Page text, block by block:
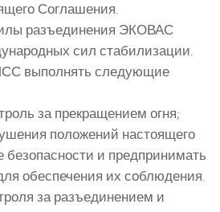
Соглашения.
разъединения ЭКОВАС
сил стабилизации.
выполнять следующие
за прекращением огня;
положений настоящего
и предпринимать
обеспечения их соблюдения.
за разъединением и